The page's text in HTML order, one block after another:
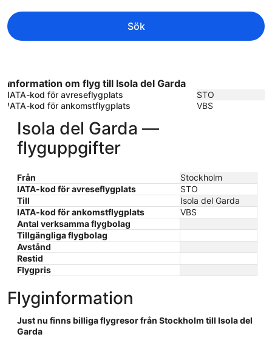
Sök
Information om flyg till Isola del Garda
IATA-kod för avreseflygplats
STO
IATA-kod för ankomstflygplats
VBS
Isola del Garda —
flyguppgifter
Från
Stockholm
IATA-kod för avreseflygplats
STO
Till
Isola del Garda
IATA-kod för ankomstflygplats
VBS
Antal verksamma flygbolag
Tillgängliga flygbolag
Avstånd
Restid
Flygpris
Flyginformation
Just nu finns billiga flygresor från Stockholm till Isola del
Garda